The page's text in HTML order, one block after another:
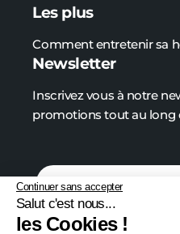
Les plus
Comment entretenir sa
Newsletter
Inscrivez vous à notre
promotions tout au long
Continuer sans accepter
Salut c'est nous...
les Cookies !